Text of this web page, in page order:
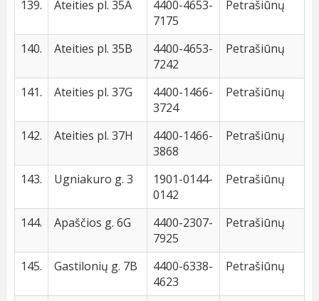
139. Ateities pl. 35A
4400-4653-
7175
Petrašiūnų
140. Ateities pl. 35B
4400-4653-
7242
Petrašiūnų
141. Ateities pl. 37G
4400-1466-
3724
Petrašiūnų
142. Ateities pl. 37H
4400-1466-
3868
Petrašiūnų
143. Ugniakuro g. 3
1901-0144-
0142
Petrašiūnų
144. Apaščios g. 6G
4400-2307-
7925
Petrašiūnų
145. Gastilonių g. 7B
4400-6338-
4623
Petrašiūnų